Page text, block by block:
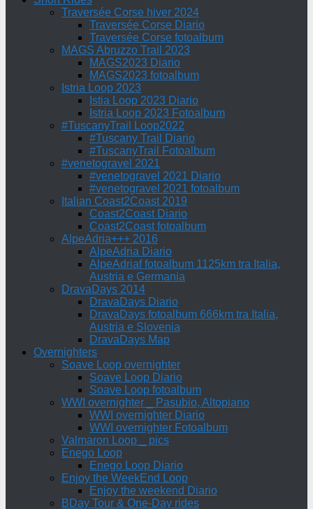
Traversée Corse hiver 2024
Traversée Corse Diario
Traversée Corse fotoalbum
MAGS Abruzzo Trail 2023
MAGS2023 Diario
MAGS2023 fotoalbum
Istria Loop 2023
Istia Loop 2023 Diario
Istria Loop 2023 Fotoalbum
#TuscanyTrail Loop2022
#Tuscany Trail Diario
#TuscanyTrail Fotoalbum
#venetogravel 2021
#venetogravel 2021 Diario
#venetogravel 2021 fotoalbum
Italian Coast2Coast 2019
Coast2Coast Diario
Coast2Coast fotoalbum
AlpeAdria+++ 2016
AlpeAdria Diario
AlpeAdriaf fotoalbum 1125km tra Italia,
Austria e Germania
DravaDays 2014
DravaDays Diario
DravaDays fotoalbum 666km tra Italia,
Austria e Slovenia
DravaDays Map
Overnighters
Soave Loop overnighter
Soave Loop Diario
Soave Loop fotoalbum
WWI overnighter _ Pasubio, Altopiano
WWI overnighter Diario
WWI overnighter Fotoalbum
Valmaron Loop _ pics
Enego Loop
Enego Loop Diario
Enjoy the WeekEnd Loop
Enjoy the weekend Diario
BDay Tour & One-Day rides